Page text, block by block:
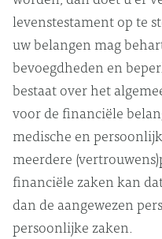
levenstestament op te
uw belangen mag
bevoegdheden en
bestaat over het
voor de financiële
medische en
meerdere
financiële zaken kan
dan de aangewezen
persoonlijke zaken.